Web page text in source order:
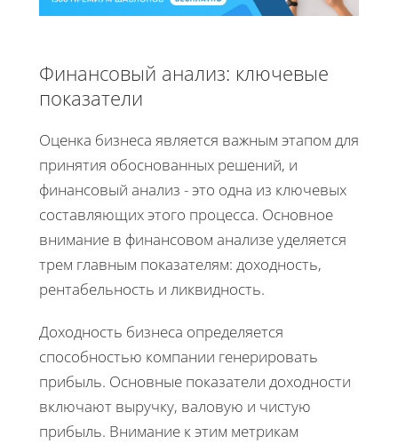
Финансовый анализ: ключевые
показатели
Оценка бизнеса является важным этапом для
принятия обоснованных решений, и
финансовый анализ - это одна из ключевых
составляющих этого процесса. Основное
внимание в финансовом анализе уделяется
трем главным показателям: доходность,
рентабельность и ликвидность.
Доходность бизнеса определяется
способностью компании генерировать
прибыль. Основные показатели доходности
включают выручку, валовую и чистую
прибыль. Внимание к этим метрикам